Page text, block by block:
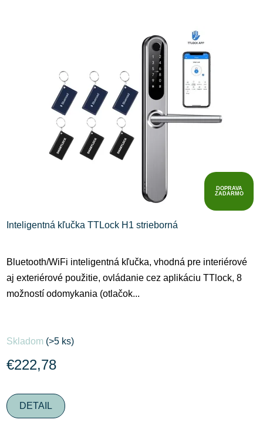
DOPRAVA
ZADARMO
Inteligentná kľučka TTLock H1 strieborná
Bluetooth/WiFi inteligentná kľučka, vhodná pre interiérové
aj exteriérové použitie, ovládanie cez aplikáciu TTlock, 8
možností odomykania (otlačok...
hodnotenie
produktu
5,0
z
Skladom (>5 ks)
€222,78
DETAIL